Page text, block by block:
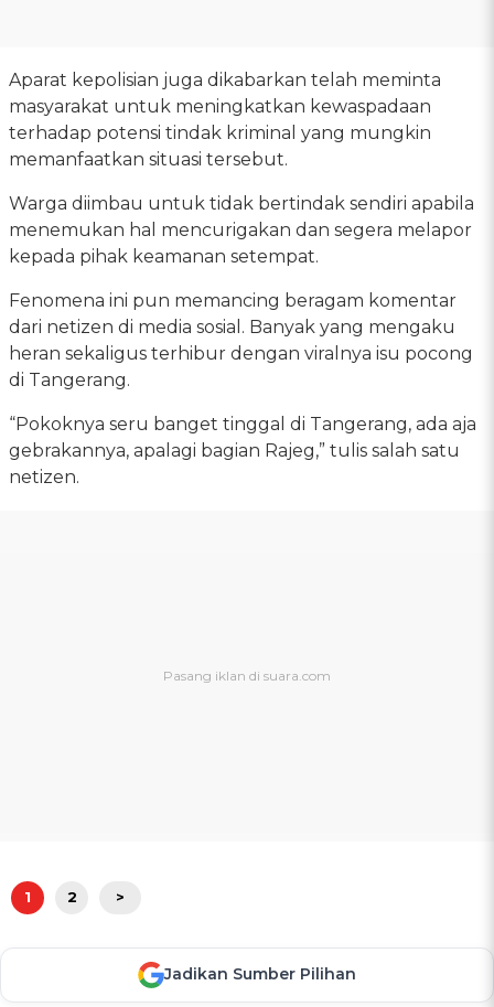
Aparat kepolisian juga dikabarkan telah meminta
masyarakat untuk meningkatkan kewaspadaan
terhadap potensi tindak kriminal yang mungkin
memanfaatkan situasi tersebut.
Warga diimbau untuk tidak bertindak sendiri apabila
menemukan hal mencurigakan dan segera melapor
kepada pihak keamanan setempat.
Fenomena ini pun memancing beragam komentar
dari netizen di media sosial. Banyak yang mengaku
heran sekaligus terhibur dengan viralnya isu pocong
di Tangerang.
“Pokoknya seru banget tinggal di Tangerang, ada aja
gebrakannya, apalagi bagian Rajeg,” tulis salah satu
netizen.
1 2 >
Jadikan Sumber Pilihan